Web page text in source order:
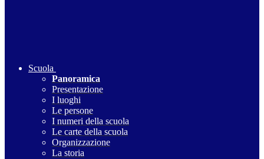
Scuola
Panoramica
Presentazione
I luoghi
Le persone
I numeri della scuola
Le carte della scuola
Organizzazione
La storia